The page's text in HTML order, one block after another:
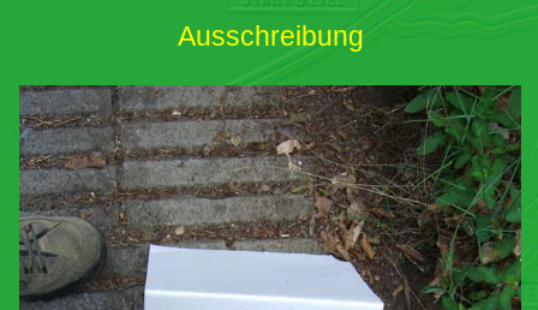
Ausschreibung